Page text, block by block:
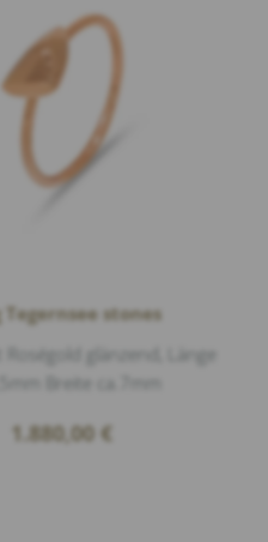
Tegernsee stones
Roségold glänzend, Länge
Breite ca.7mm
1.880,00€